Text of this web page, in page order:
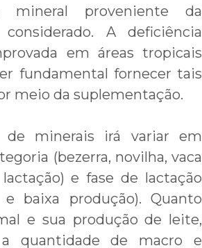
mineral proveniente da
A deficiência
em áreas tropicais
fundamental fornecer tais
meio da suplementação.
de minerais irá variar em
(bezerra, novilha, vaca
e fase de lactação
baixa produção). Quanto
e sua produção de leite,
quantidade de macro e